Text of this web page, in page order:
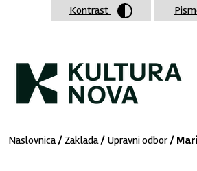
Naslovnica/Zaklada/ Upravni odbor/
Kontrast